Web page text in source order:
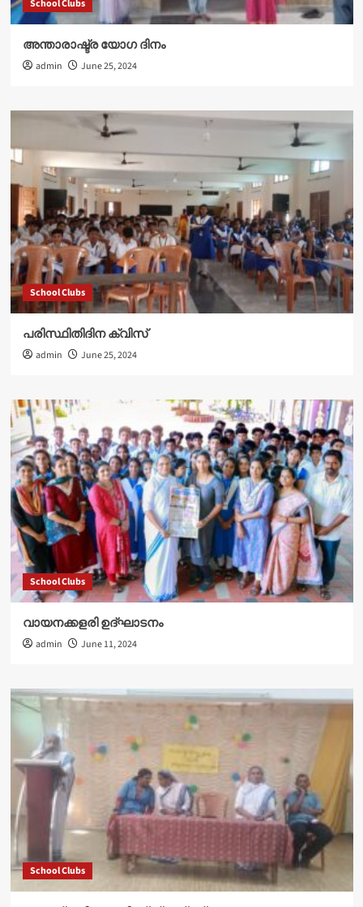
School Clubs
അന്താരാഷ്ട്ര യോഗ ദിനം
admin June 25, 2024
School Clubs
പരിസ്ഥിതിദിന ക്വിസ്
admin June 25, 2024
School Clubs
വായനക്കളരി ഉദ്‌ഘാടനം
admin June 11, 2024
School Clubs